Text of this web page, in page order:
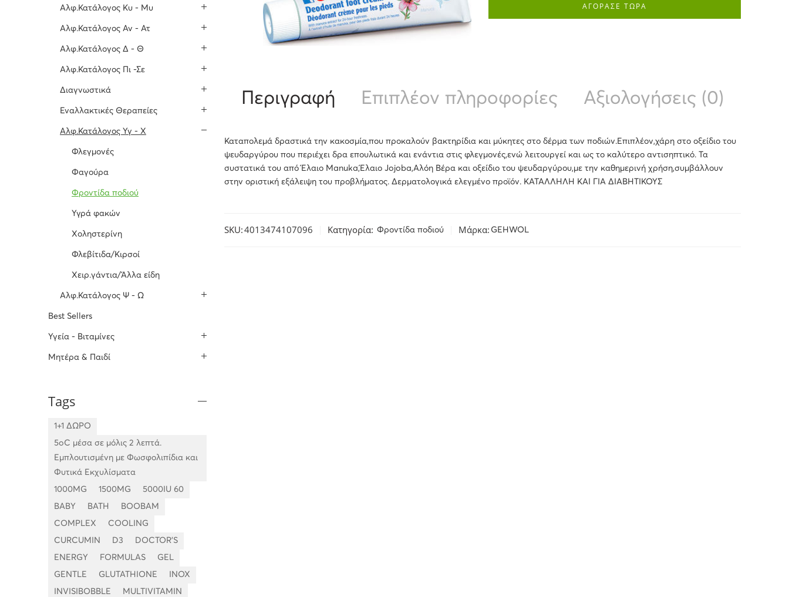
ΑΓΟΡΑΣΕ ΤΩΡΑ
Περιγραφή Επιπλέον πληροφορίες Αξιολογήσεις (0)
Καταπολεμά δραστικά την κακοσμία,που προκαλούν βακτηρίδια και μύκητες στο δέρμα των ποδιών.Επιπλέον,χάρη στο οξείδιο του
ψευδαργύρου που περιέχει δρα επουλωτικά και ενάντια στις φλεγμονές,ενώ λειτουργεί και ως το καλύτερο αντισηπτικό. Τα
συστατικά του από Έλαιο Manuka,Έλαιο Jojoba,Αλόη Βέρα και οξείδιο του ψευδαργύρου,με την καθημερινή χρήση,συμβάλλουν
στην οριστική εξάλειψη του προβλήματος. Δερματολογικά ελεγμένο προϊόν. ΚΑΤΑΛΛΗΛΗ ΚΑΙ ΓΙΑ ΔΙΑΒΗΤΙΚΟΥΣ
SKU:4013474107096 Κατηγορία: Φροντίδα ποδιού Μάρκα: GEHWOL
Αλφ.Κατάλογος Κυ - Μυ
Αλφ.Κατάλογος Αν - Ατ
Αλφ.Κατάλογος Δ - Θ
Αλφ.Κατάλογος Πι -Σε
Διαγνωστικά
Εναλλακτικές Θεραπείες
Αλφ.Κατάλογος Υγ - Χ
Φλεγμονές
Φαγούρα
Φροντίδα ποδιού
Υγρά φακών
Χοληστερίνη
Φλεβίτιδα/Κιρσοί
Χειρ.γάντια/Άλλα είδη
Αλφ.Κατάλογος Ψ - Ω
Best Sellers
Υγεία - Βιταμίνες
Μητέρα & Παιδί
Tags
1+1 ΔΩΡΟ
5oC μέσα σε μόλις 2 λεπτά.
Εμπλουτισμένη με Φωσφολιπίδια και
Φυτικά Εκχυλίσματα
1000MG 1500MG 5000IU 60
BABY BATH BOOBAM
COMPLEX COOLING
CURCUMIN D3 DOCTOR'S
ENERGY FORMULAS GEL
GENTLE GLUTATHIONE INOX
INVISIBOBBLE MULTIVITAMIN